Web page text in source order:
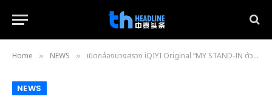
Home » NEWS » เปิดกล้องบวงสรวง iQIYI Original “MY STAND-IN ตัวนาย ตัวแทน” ซีรีส์ไทยเรื่องแรกที่อำนวยการสร้างโดย iQIYI (อ้ายฉีอี้)
NEWS